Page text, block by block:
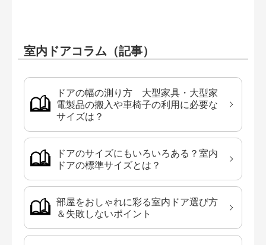
室内ドアコラム（記事）
ドアの幅の測り方 大型家具・大型家
電製品の搬入や車椅子の利用に必要な
サイズは？
ドアのサイズにもいろいろある？室内
ドアの標準サイズとは？
部屋をおしゃれに彩る室内ドア選び方
＆失敗しないポイント